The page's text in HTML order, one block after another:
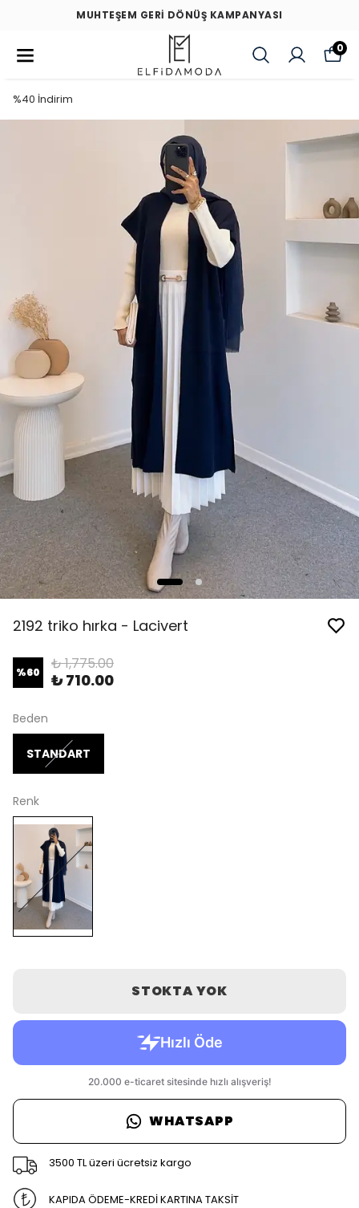
MUHTEŞEM GERİ DÖNÜŞ KAMPANYASI
0
%40 İndirim
2192 triko hırka - Lacivert
%60 ₺ 1,775.00
₺ 710.00
Beden
STANDART
Renk
STOKTA YOK
WHATSAPP
3500 TL üzeri ücretsiz kargo
KAPIDA ÖDEME-KREDİ KARTINA TAKSİT